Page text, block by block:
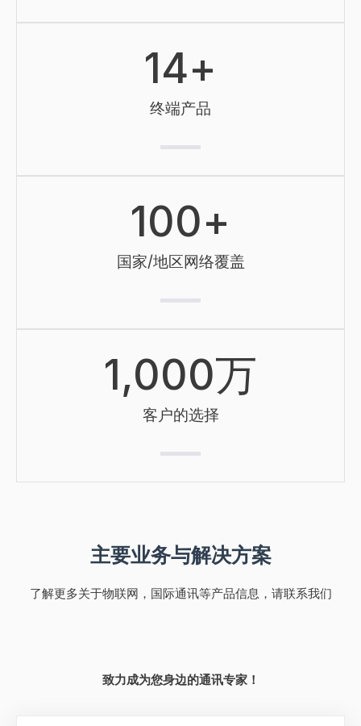
14+
终端产品
100+
国家/地区网络覆盖
1,000万
客户的选择
主要业务与解决方案
了解更多关于物联网，国际通讯等产品信息，请联系我们
致力成为您身边的通讯专家！